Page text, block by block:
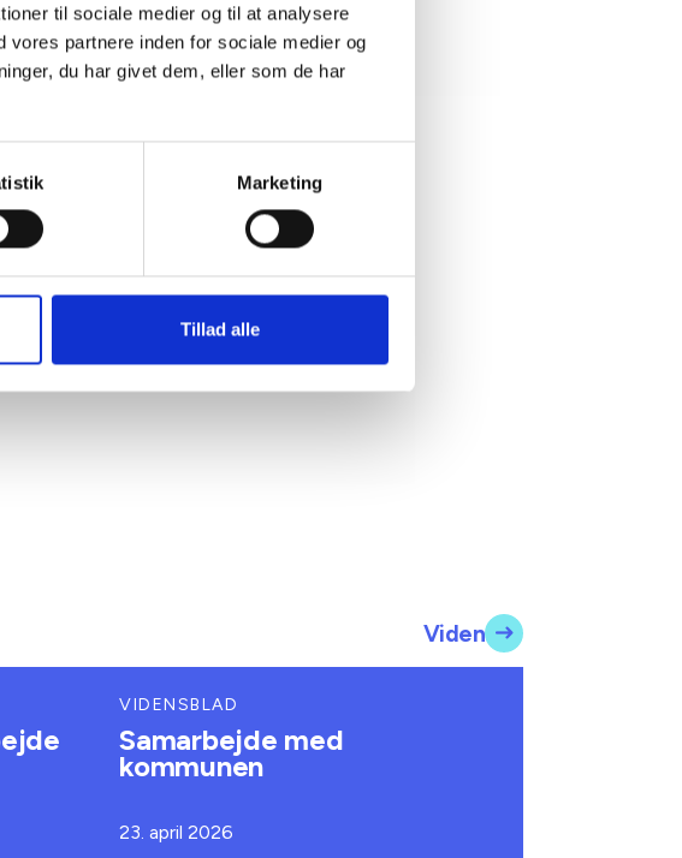
til sociale medier og til at analysere
partnere inden for sociale medier og
du har givet dem, eller som de har
Marketing
Tillad alle
Viden
VIDENSBLAD
Samarbejde med
kommunen
23. april 2026